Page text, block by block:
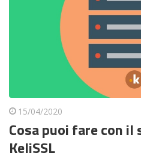
15/04/2020
Cosa puoi fare con
KeliSSL